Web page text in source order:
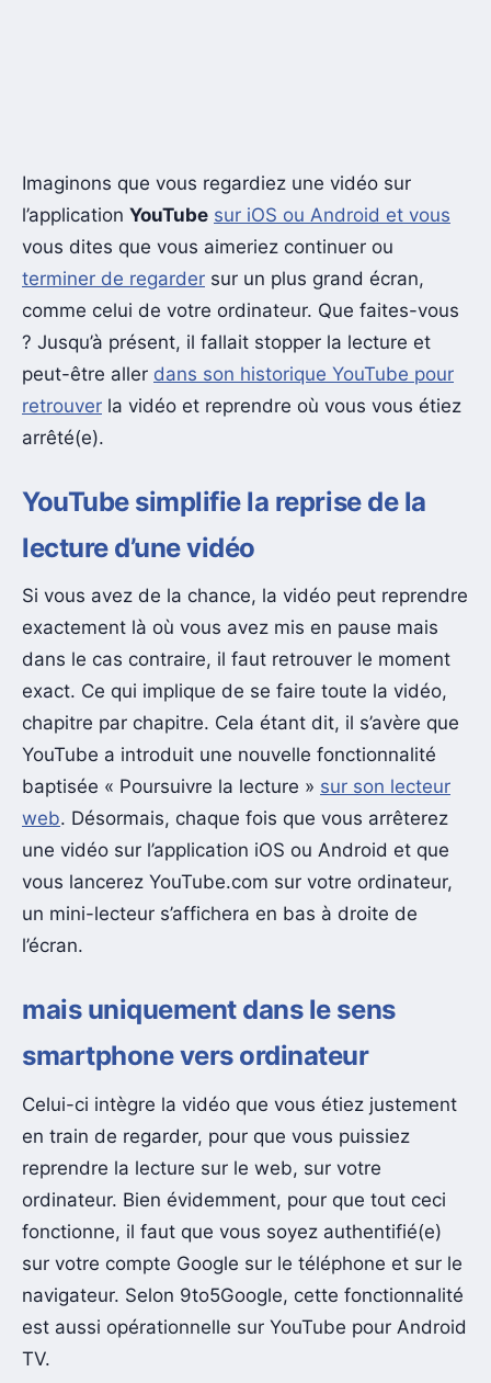
Imaginons que vous regardiez une vidéo sur
l’application YouTube sur iOS ou Android et vous
vous dites que vous aimeriez continuer ou
terminer de regarder sur un plus grand écran,
comme celui de votre ordinateur. Que faites-vous
? Jusqu’à présent, il fallait stopper la lecture et
peut-être aller dans son historique YouTube pour
retrouver la vidéo et reprendre où vous vous étiez
arrêté(e).
YouTube simplifie la reprise de la
lecture d’une vidéo
Si vous avez de la chance, la vidéo peut reprendre
exactement là où vous avez mis en pause mais
dans le cas contraire, il faut retrouver le moment
exact. Ce qui implique de se faire toute la vidéo,
chapitre par chapitre. Cela étant dit, il s’avère que
YouTube a introduit une nouvelle fonctionnalité
baptisée « Poursuivre la lecture » sur son lecteur
web. Désormais, chaque fois que vous arrêterez
une vidéo sur l’application iOS ou Android et que
vous lancerez YouTube.com sur votre ordinateur,
un mini-lecteur s’affichera en bas à droite de
l’écran.
mais uniquement dans le sens
smartphone vers ordinateur
Celui-ci intègre la vidéo que vous étiez justement
en train de regarder, pour que vous puissiez
reprendre la lecture sur le web, sur votre
ordinateur. Bien évidemment, pour que tout ceci
fonctionne, il faut que vous soyez authentifié(e)
sur votre compte Google sur le téléphone et sur le
navigateur. Selon 9to5Google, cette fonctionnalité
est aussi opérationnelle sur YouTube pour Android
TV.